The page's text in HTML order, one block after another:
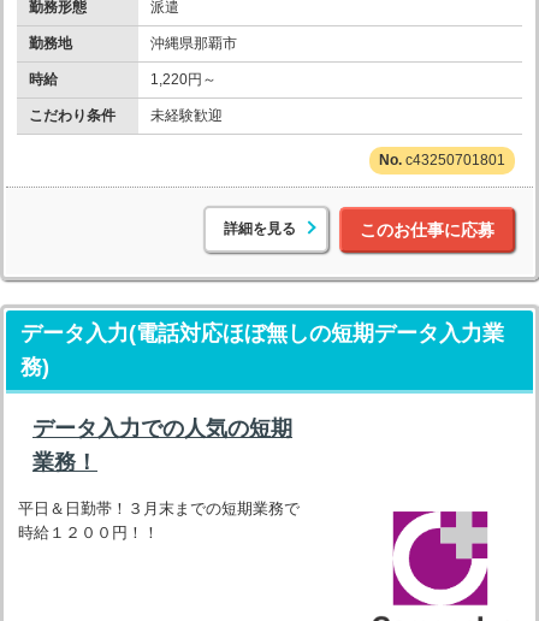
勤務形態 派遣
勤務地 沖縄県那覇市
時給 1,220円～
こだわり条件 未経験歓迎
c43250701801
詳細を見る このお仕事に応募
データ入力(電話対応ほぼ無しの短期データ入力業
務)
データ入力での人気の短期
業務！
平日＆日勤帯！３月末までの短期業務で
時給１２００円！！